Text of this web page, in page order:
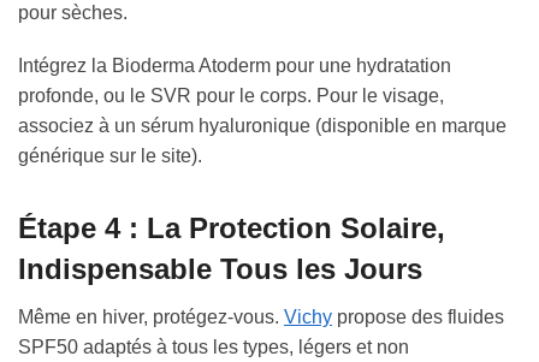
pour sèches.
Intégrez la Bioderma Atoderm pour une hydratation
profonde, ou le SVR pour le corps. Pour le visage,
associez à un sérum hyaluronique (disponible en marque
générique sur le site).
Étape 4 : La Protection Solaire,
Indispensable Tous les Jours
Même en hiver, protégez-vous. Vichy propose des fluides
SPF50 adaptés à tous les types, légers et non